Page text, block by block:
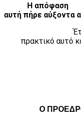
Η απόφαση
αυτή πήρε αύξοντα
πρακτικό αυτό
Ο